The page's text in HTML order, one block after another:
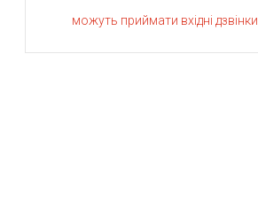
можуть приймати вхідні дзвінки